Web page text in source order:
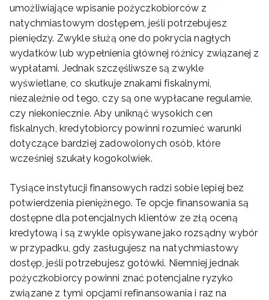
umożliwiające wpisanie pożyczkobiorców z
natychmiastowym dostępem, jeśli potrzebujesz
pieniędzy. Zwykle służą one do pokrycia nagłych
wydatków lub wypełnienia głównej różnicy związanej z
wypłatami. Jednak szczęśliwsze są zwykle
wyświetlane, co skutkuje znakami fiskalnymi,
niezależnie od tego, czy są one wypłacane regularnie,
czy niekoniecznie. Aby uniknąć wysokich cen
fiskalnych, kredytobiorcy powinni rozumieć warunki
dotyczące bardziej zadowolonych osób, które
wcześniej szukały kogokolwiek.
Tysiące instytucji finansowych radzi sobie lepiej bez
potwierdzenia pieniężnego. Te opcje finansowania są
dostępne dla potencjalnych klientów ze złą oceną
kredytową i są zwykle opisywane jako rozsądny wybór
w przypadku, gdy zasługujesz na natychmiastowy
dostęp, jeśli potrzebujesz gotówki. Niemniej jednak
pożyczkobiorcy powinni znać potencjalne ryzyko
związane z tymi opcjami refinansowania i raz na